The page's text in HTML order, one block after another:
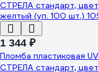
1 344 ₽
Пломба пластиковая
СТРЕЛА стандарт, цвет